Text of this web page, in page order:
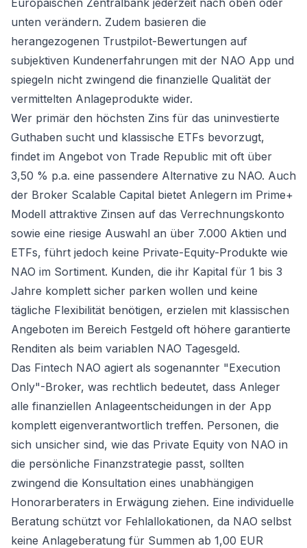
Europäischen Zentralbank jederzeit nach oben oder
unten verändern. Zudem basieren die
herangezogenen Trustpilot-Bewertungen auf
subjektiven Kundenerfahrungen mit der NAO App und
spiegeln nicht zwingend die finanzielle Qualität der
vermittelten Anlageprodukte wider.
Wer primär den höchsten Zins für das uninvestierte
Guthaben sucht und klassische ETFs bevorzugt,
findet im Angebot von Trade Republic mit oft über
3,50 % p.a. eine passendere Alternative zu NAO. Auch
der Broker Scalable Capital bietet Anlegern im Prime+
Modell attraktive Zinsen auf das Verrechnungskonto
sowie eine riesige Auswahl an über 7.000 Aktien und
ETFs, führt jedoch keine Private-Equity-Produkte wie
NAO im Sortiment. Kunden, die ihr Kapital für 1 bis 3
Jahre komplett sicher parken wollen und keine
tägliche Flexibilität benötigen, erzielen mit klassischen
Angeboten im Bereich Festgeld oft höhere garantierte
Renditen als beim variablen NAO Tagesgeld.
Das Fintech NAO agiert als sogenannter "Execution
Only"-Broker, was rechtlich bedeutet, dass Anleger
alle finanziellen Anlageentscheidungen in der App
komplett eigenverantwortlich treffen. Personen, die
sich unsicher sind, wie das Private Equity von NAO in
die persönliche Finanzstrategie passt, sollten
zwingend die Konsultation eines unabhängigen
Honorarberaters in Erwägung ziehen. Eine individuelle
Beratung schützt vor Fehlallokationen, da NAO selbst
keine Anlageberatung für Summen ab 1,00 EUR